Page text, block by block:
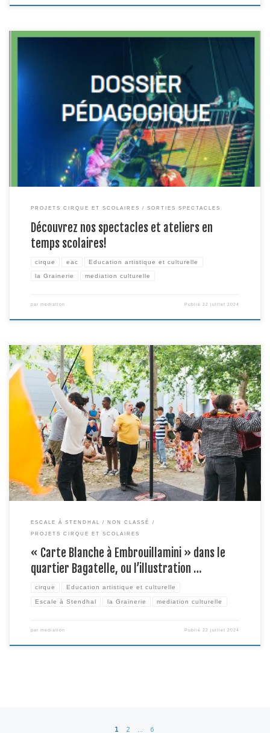
Le 19 juin, nous présentions aux enseignant.es du 1er et 2nd degré notre
programme de spectacles et ateliers en temps scolaire, à l’occasion de la
publication de notre dossier pédagogique. Vous n’avez pas pu venir? Vous
pouvez le téléchargez ici (Cliquez sur l’image)!
PROJETS CIRQUE ET SCOLAIRES SORTIES SPECTACLES
Découvrez nos spectacles et ateliers en
temps scolaires!
cirque eac Education artistique et culturelle
la Grainerie mediation culturelle
par mediation Publié22 juillet 2024
C’était le 28 juin dernier. Plus qu’une présentation de la création des
artistes associées à cette édition du projet « Escale à Stendhal », ce temps
en espace public était pensé comme une création spécifique, permettant à
la compagnie d’inviter d’autres artistes et de valoriser les rencontres
effectuées en amont avec les […]
ESCALE À STENDHAL
NON CLASSÉ
PROJETS CIRQUE ET SCOLAIRES
« Carte Blanche à Embrouillamini » dans le
quartier Bagatelle, ou l’illustration …
cirque Education artistique et culturelle
Escale à Stendhal la Grainerie mediation culturelle
par mediation Publié 22 juillet 2024
Navigation dans les articles
1 2 … 6